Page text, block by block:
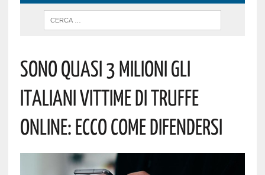
Sono Quasi 3 Milioni Gli
Italiani Vittime Di Truffe
Online: Ecco Come Difendersi